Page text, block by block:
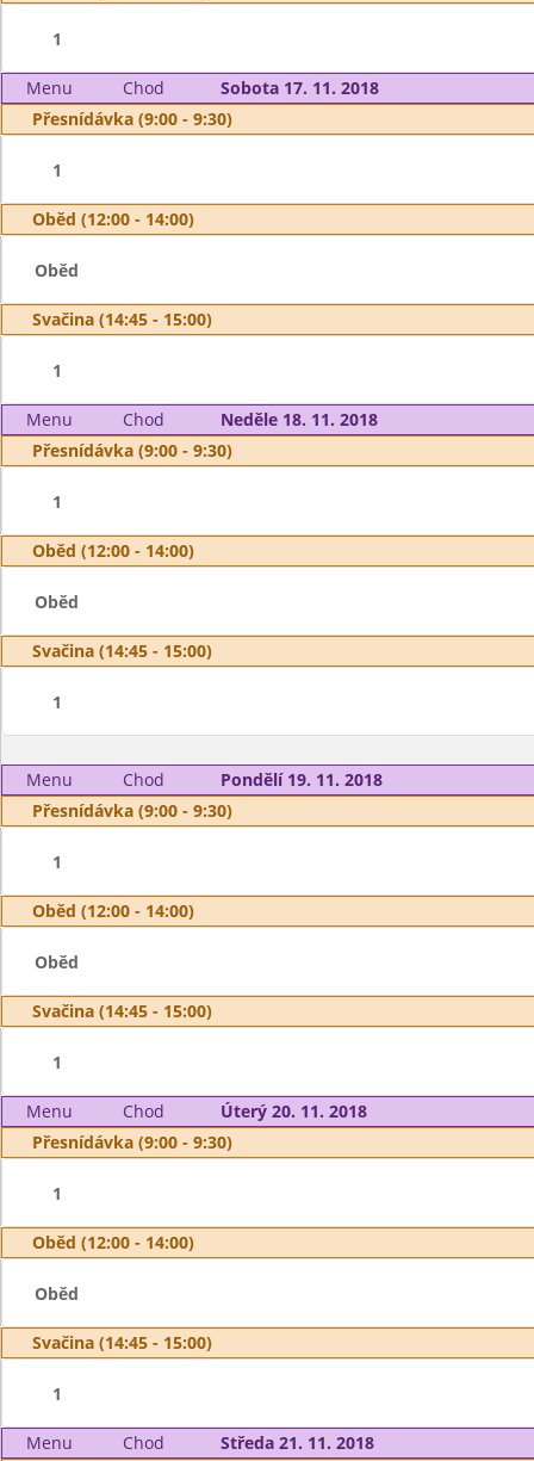
1
Menu Chod
Sobota 17. 11. 2018
Přesnídávka (9:00 - 9:30)
1
Oběd (12:00 - 14:00)
Oběd
Svačina (14:45 - 15:00)
1
Menu Chod
Neděle 18. 11. 2018
Přesnídávka (9:00 - 9:30)
1
Oběd (12:00 - 14:00)
Oběd
Svačina (14:45 - 15:00)
1
Menu Chod
Pondělí 19. 11. 2018
Přesnídávka (9:00 - 9:30)
1
Oběd (12:00 - 14:00)
Oběd
Svačina (14:45 - 15:00)
1
Menu Chod
Úterý 20. 11. 2018
Přesnídávka (9:00 - 9:30)
1
Oběd (12:00 - 14:00)
Oběd
Svačina (14:45 - 15:00)
1
Menu Chod
Středa 21. 11. 2018